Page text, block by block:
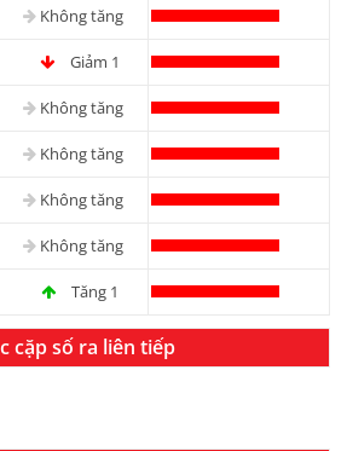
Không tăng
Giảm 1
Không tăng
Không tăng
Không tăng
Không tăng
Tăng 1
cặp số ra liên tiếp